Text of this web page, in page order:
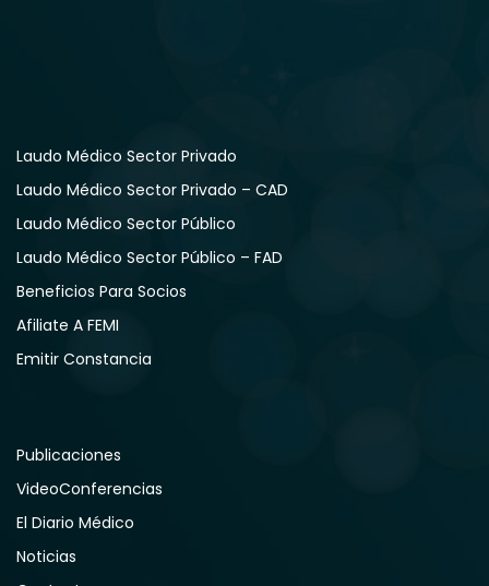
Laudo Médico Sector Privado
Laudo Médico Sector Privado – CAD
Laudo Médico Sector Público
Laudo Médico Sector Público – FAD
Beneficios Para Socios
Afiliate A FEMI
Emitir Constancia
Publicaciones
VideoConferencias
El Diario Médico
Noticias